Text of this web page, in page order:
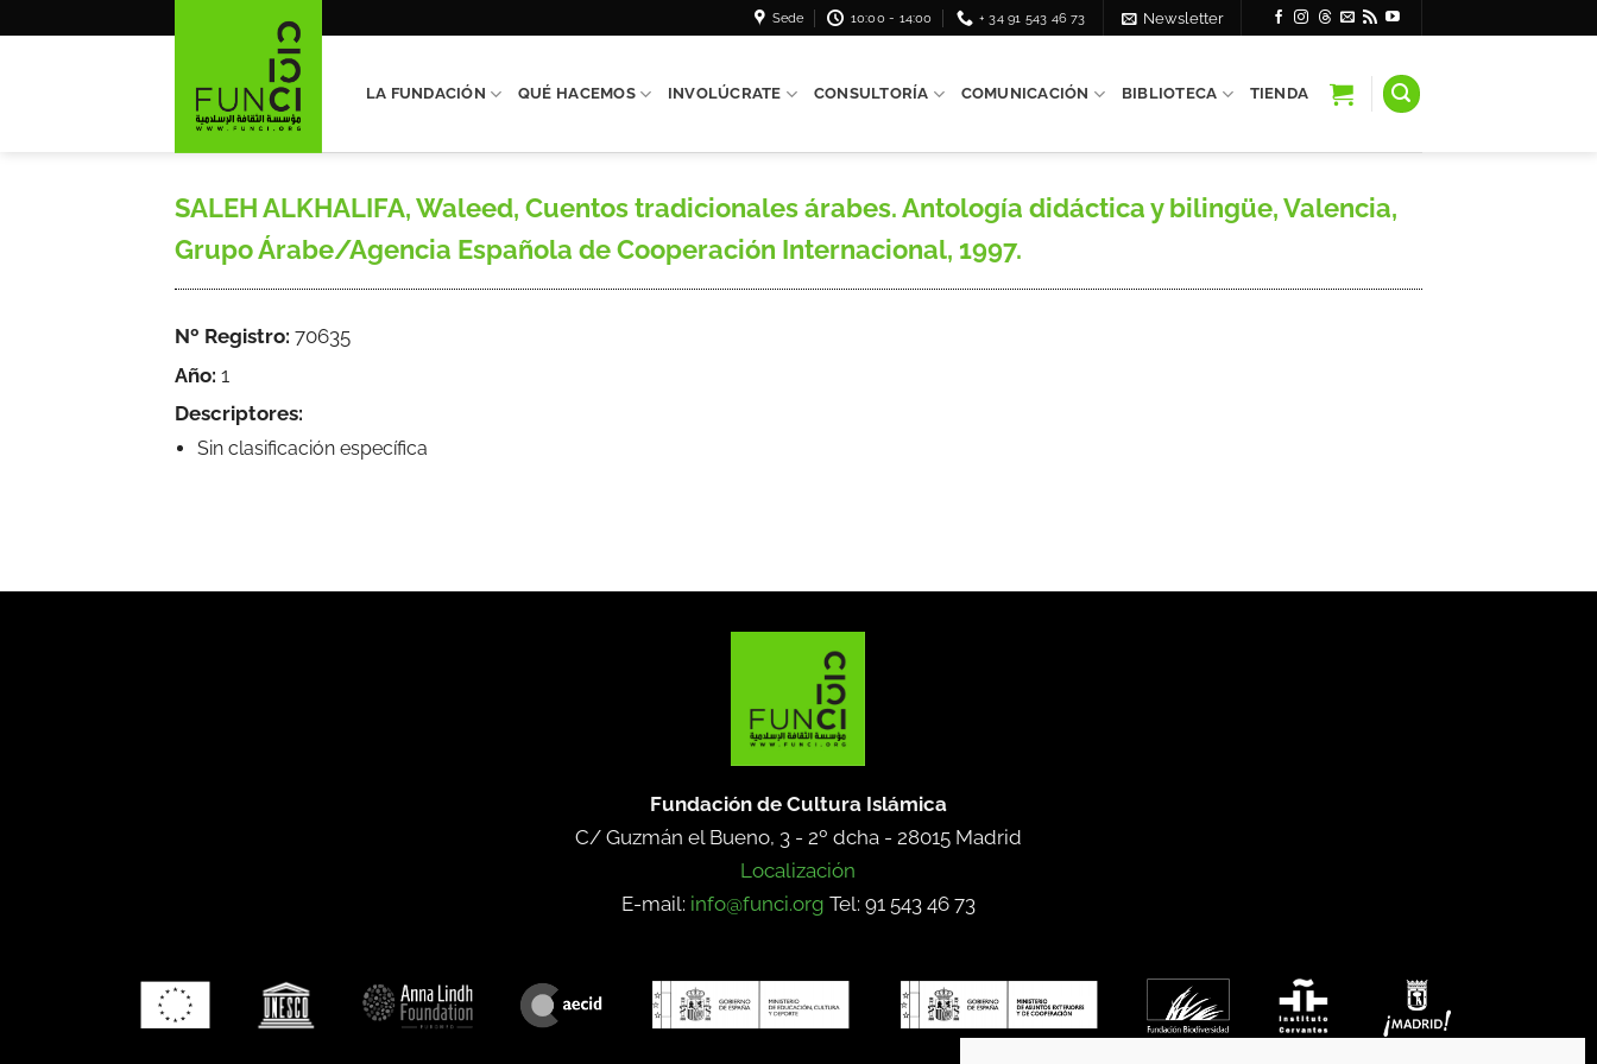
Sede 10:00 - 14:00 + 34 91 543 46 73 Newsletter
LA FUNDACIÓN QUÉ HACEMOS INVOLÚCRATE CONSULTORÍA COMUNICACIÓN BIBLIOTECA TIENDA
SALEH ALKHALIFA, Waleed, Cuentos tradicionales árabes. Antología didáctica y bilingüe, Valencia,
Grupo Árabe/Agencia Española de Cooperación Internacional, 1997.
Nº Registro: 70635
Año: 1
Descriptores:
Sin clasificación específica
Fundación de Cultura Islámica
C/ Guzmán el Bueno, 3 - 2º dcha - 28015 Madrid
Localización
E-mail: info@funci.org Tel: 91 543 46 73